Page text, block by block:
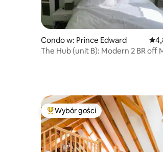
Condo w: Prince Edward
The Hub (unit B): Modern 2 BR off
Najpopularniejsze z kategorii
Wybór gości